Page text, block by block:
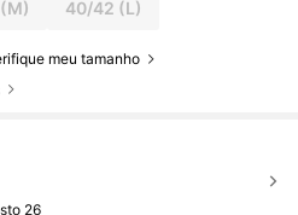
(M) 40/42 (L)
meu tamanho
26